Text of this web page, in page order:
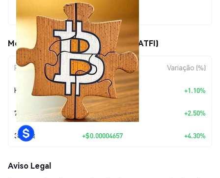
$0.00112968
Movimentos de preço de Satfi ($SATFI)
Período Variação do Valor Variação (%)
Hoje +$0.00001229 +1.10%
7 Dias +$0.00002755 +2.50%
30 Dias +$0.00004657 +4.30%
Aviso Legal